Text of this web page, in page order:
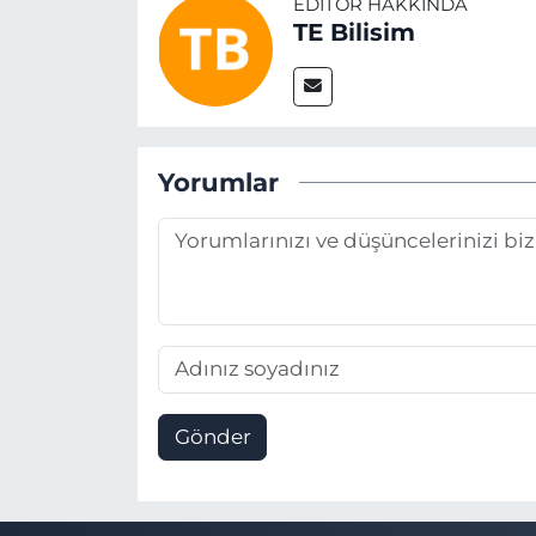
EDITÖR HAKKINDA
TE Bilisim
Yorumlar
Gönder